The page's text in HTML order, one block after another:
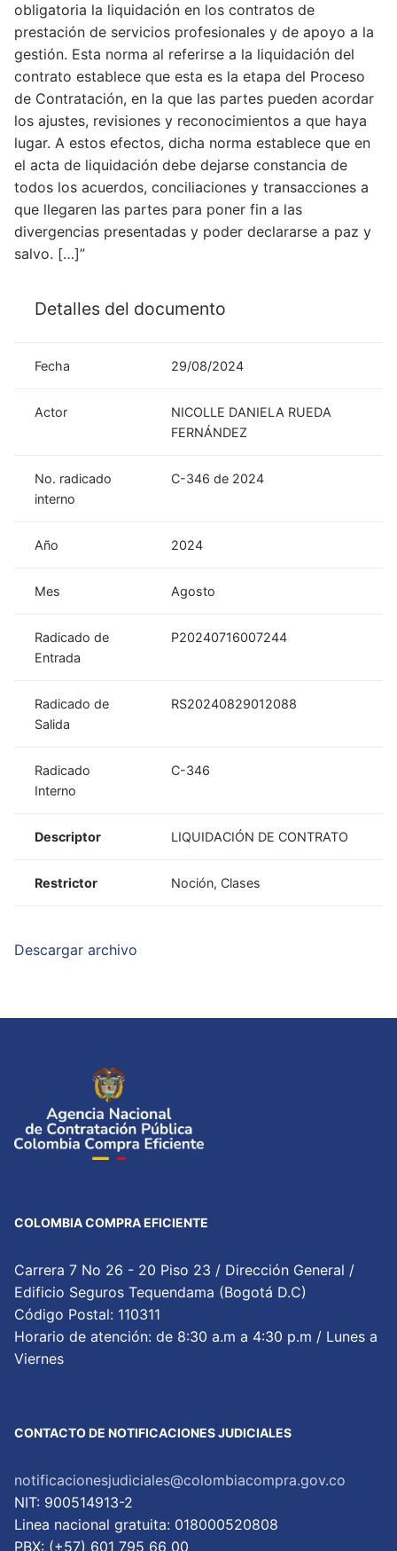
obligatoria la liquidación en los contratos de
prestación de servicios profesionales y de apoyo a la
gestión. Esta norma al referirse a la liquidación del
contrato establece que esta es la etapa del Proceso
de Contratación, en la que las partes pueden acordar
los ajustes, revisiones y reconocimientos a que haya
lugar. A estos efectos, dicha norma establece que en
el acta de liquidación debe dejarse constancia de
todos los acuerdos, conciliaciones y transacciones a
que llegaren las partes para poner fin a las
divergencias presentadas y poder declararse a paz y
salvo. […]”
Detalles del documento
Fecha 29/08/2024
Actor
NICOLLE DANIELA RUEDA
FERNÁNDEZ
No. radicado
interno
C-346 de 2024
Año 2024
Mes Agosto
Radicado de
Entrada
P20240716007244
Radicado de
Salida
RS20240829012088
Radicado
Interno
C-346
Descriptor LIQUIDACIÓN DE CONTRATO
Restrictor Noción, Clases
Descargar archivo
COLOMBIA COMPRA EFICIENTE
Carrera 7 No 26 - 20 Piso 23 / Dirección General /
Edificio Seguros Tequendama (Bogotá D.C)
Código Postal: 110311
Horario de atención: de 8:30 a.m a 4:30 p.m / Lunes a
Viernes
CONTACTO DE NOTIFICACIONES JUDICIALES
notificacionesjudiciales@colombiacompra.gov.co
NIT: 900514913-2
Linea nacional gratuita: 018000520808
PBX: (+57) 601 795 66 00